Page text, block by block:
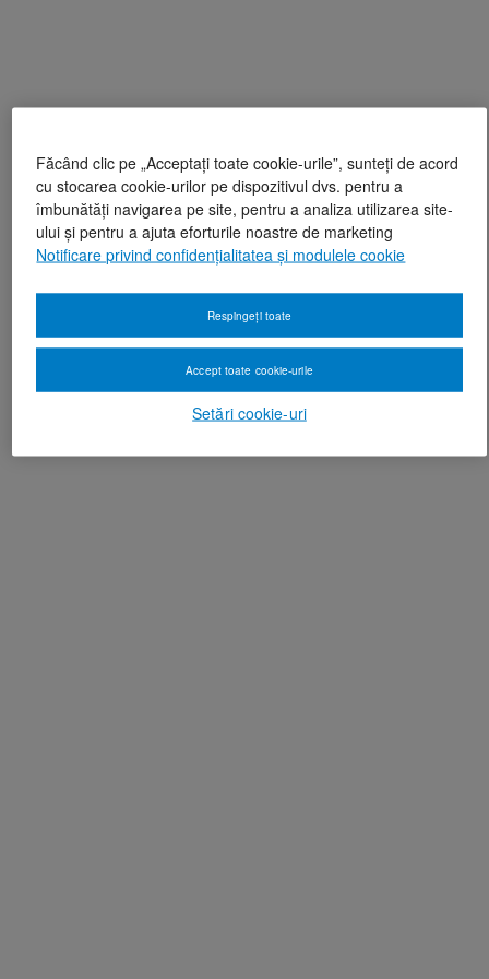
Făcând clic pe „Acceptați toate cookie-urile”, sunteți de acord
cu stocarea cookie-urilor pe dispozitivul dvs. pentru a
îmbunătăți navigarea pe site, pentru a analiza utilizarea site-
ului și pentru a ajuta eforturile noastre de marketing
Notificare privind confidențialitatea și modulele cookie
Setări cookie-uri
Respingeți toate
Accept toate cookie-urile